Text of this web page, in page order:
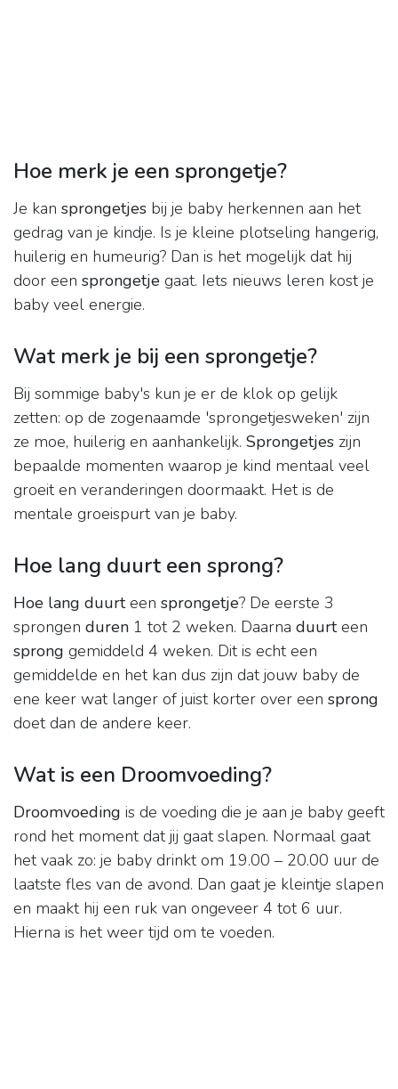
Hoe merk je een sprongetje?
Je kan sprongetjes bij je baby herkennen aan het
gedrag van je kindje. Is je kleine plotseling hangerig,
huilerig en humeurig? Dan is het mogelijk dat hij
door een sprongetje gaat. Iets nieuws leren kost je
baby veel energie.
Wat merk je bij een sprongetje?
Bij sommige baby's kun je er de klok op gelijk
zetten: op de zogenaamde 'sprongetjesweken' zijn
ze moe, huilerig en aanhankelijk. Sprongetjes zijn
bepaalde momenten waarop je kind mentaal veel
groeit en veranderingen doormaakt. Het is de
mentale groeispurt van je baby.
Hoe lang duurt een sprong?
Hoe lang duurteen sprongetje? De eerste 3
sprongen duren 1 tot 2 weken. Daarna duurteen
sprong gemiddeld 4 weken. Dit is echt een
gemiddelde en het kan dus zijn dat jouw baby de
ene keer wat langer of juist korter over een sprong
doet dan de andere keer.
Wat is een Droomvoeding?
Droomvoeding is de voeding die je aan je baby geeft
rond het moment dat jij gaat slapen. Normaal gaat
het vaak zo: je baby drinkt om 19.00 – 20.00 uur de
laatste fles van de avond. Dan gaat je kleintje slapen
en maakt hij een ruk van ongeveer 4 tot 6 uur.
Hierna is het weer tijd om te voeden.